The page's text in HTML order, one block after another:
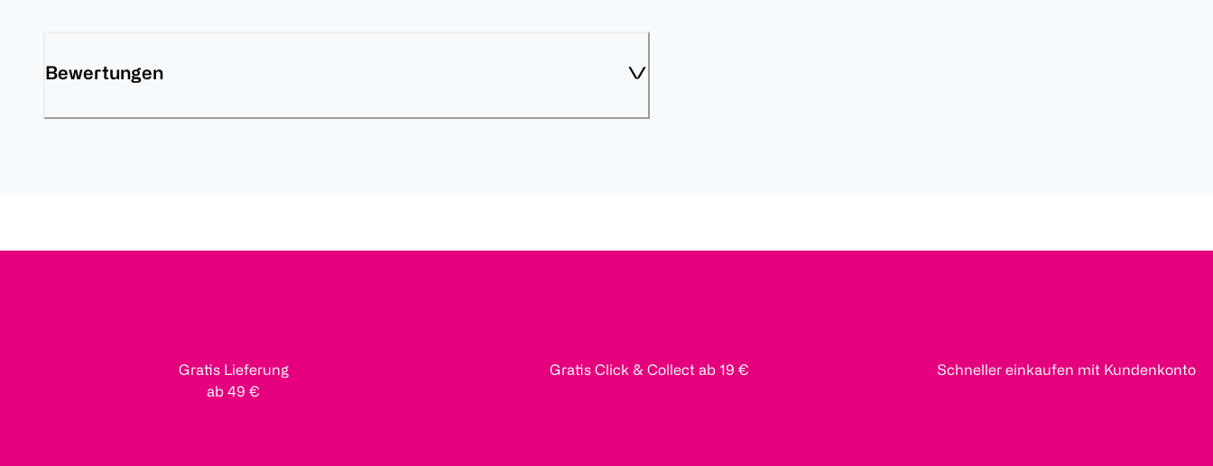
Bewertungen
Gratis Lieferung
ab 49 €
Gratis Click & Collect ab 19 € Schneller einkaufen mit Kundenkonto